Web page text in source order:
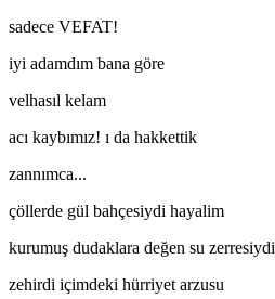
sadece VEFAT!
iyi adamdım bana göre
velhasıl kelam
acı kaybımız! ı da hakkettik
zannımca...
çöllerde gül bahçesiydi hayalim
kurumuş dudaklara değen su zerresiydi
zehirdi içimdeki hürriyet arzusu